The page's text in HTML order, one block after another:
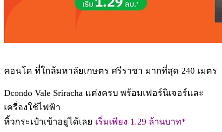
คอนโด ที่ใกล้มหาลัยเกษตร ศรีราชา มากที่สุด 240 เมตร
Dcondo Vale Sriracha แต่งครบ พร้อมเฟอร์นิเจอร์และ
เครื่องใช้ไฟฟ้า
หิ้วกระเป๋าเข้าอยู่ได้เลย เริ่มเพียง 1.29 ล้านบาท*